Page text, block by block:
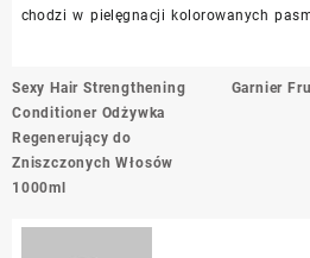
chodzi w pielęgnacji kolorowanych
Nawigacja
wpisu
Sexy Hair Strengthening
Conditioner Odżywka
Regenerujący do
Zniszczonych Włosów
1000ml
Garnier